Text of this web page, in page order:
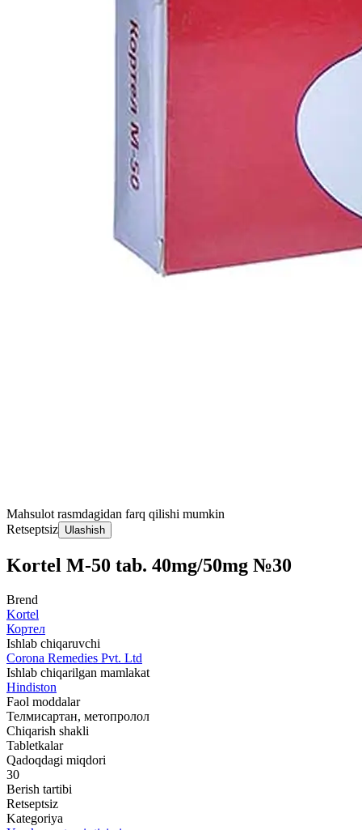
Mahsulot rasmdagidan farq qilishi mumkin
Retseptsiz Ulashish
Kortel M-50 tab. 40mg/50mg №30
Brend
Kortel
Кортел
Ishlab chiqaruvchi
Corona Remedies Pvt. Ltd
Ishlab chiqarilgan mamlakat
Hindiston
Faol moddalar
Телмисартан, метопролол
Chiqarish shakli
Tabletkalar
Qadoqdagi miqdori
30
Berish tartibi
Retseptsiz
Kategoriya